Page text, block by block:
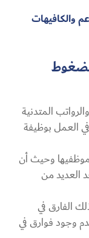
والكافيهات
المتدنية
العمل بوظيفة
وحيث أن
العديد من
الفارق في
وجود فوارق في